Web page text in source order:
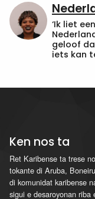
‘Ik liet
geloof
iets kan
Ken nos ta
Ret Karibense ta trese
tokante di Aruba,
di komunidat karibense
sigui e desaroyonan